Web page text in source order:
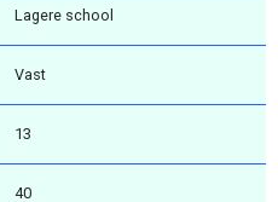
Lagere school
Vast
13
40